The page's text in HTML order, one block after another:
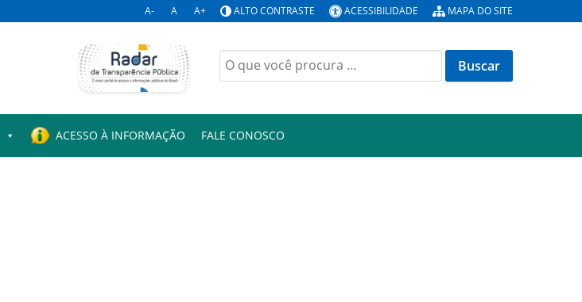
A- A A+ ALTO CONTRASTE ACESSIBILIDADE MAPA DO SITE
Buscar
por:
ACESSO À INFORMAÇÃO FALE CONOSCO